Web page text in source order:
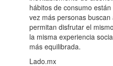
hábitos de consumo
vez más personas
permitan disfrutar el
la misma experiencia
más equilibrada.
Lado.mx